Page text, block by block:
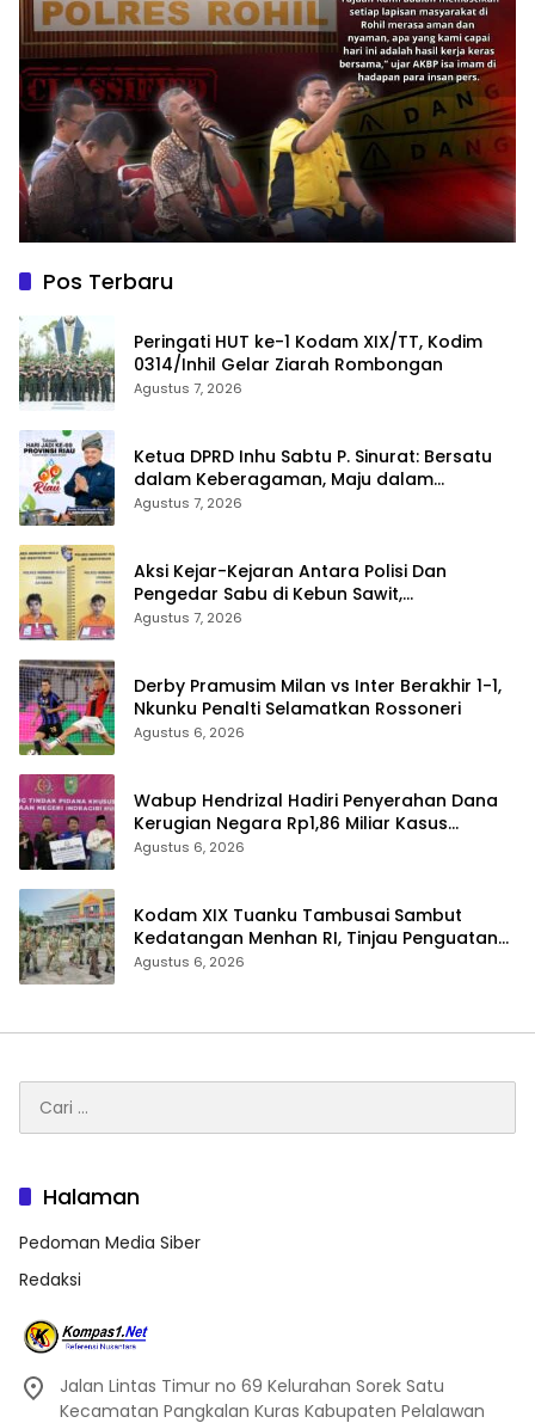
Pos Terbaru
Peringati HUT ke-1 Kodam XIX/TT, Kodim
0314/Inhil Gelar Ziarah Rombongan
Agustus 7, 2026
Ketua DPRD Inhu Sabtu P. Sinurat: Bersatu
dalam Keberagaman, Maju dalam
Pembangunan di HUT ke-69 Provinsi Riau
Agustus 7, 2026
Aksi Kejar-Kejaran Antara Polisi Dan
Pengedar Sabu di Kebun Sawit,
Satresnarkoba Polres Inhu Ringkus Dua
Agustus 7, 2026
Derby Pramusim Milan vs Inter Berakhir 1-1,
Nkunku Penalti Selamatkan Rossoneri
Agustus 6, 2026
Wabup Hendrizal Hadiri Penyerahan Dana
Kerugian Negara Rp1,86 Miliar Kasus
Korupsi BPR Indra Arta
Agustus 6, 2026
Kodam XIX Tuanku Tambusai Sambut
Kedatangan Menhan RI, Tinjau Penguatan
Yonif TP di Bengkalis dan Kampar
Agustus 6, 2026
untuk:
Halaman
Pedoman Media Siber
Redaksi
Jalan Lintas Timur no 69 Kelurahan Sorek Satu
Kecamatan Pangkalan Kuras Kabupaten Pelalawan